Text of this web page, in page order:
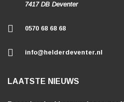
7417 DB Deventer
0570 68 68 68
info@helderdeventer.nl
LAATSTE NIEUWS